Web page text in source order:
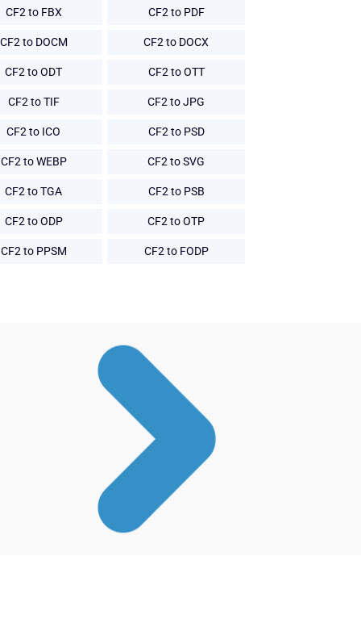
CF2 to FBX CF2 to PDF
CF2 to DOCM CF2 to DOCX
CF2 to ODT CF2 to OTT
CF2 to TIF CF2 to JPG
CF2 to ICO CF2 to PSD
CF2 to WEBP CF2 to SVG
CF2 to TGA CF2 to PSB
CF2 to ODP CF2 to OTP
CF2 to PPSM CF2 to FODP